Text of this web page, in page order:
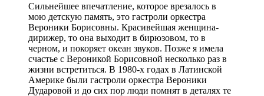
Сильнейшее впечатление, которое врезалось в
мою детскую память, это гастроли оркестра
Вероники Борисовны. Красивейшая женщина-
дирижер, то она выходит в бирюзовом, то в
черном, и покоряет океан звуков. Позже я имела
счастье с Вероникой Борисовной несколько раз в
жизни встретиться. В 1980-х годах в Латинской
Америке были гастроли оркестра Вероники
Дударовой и до сих пор люди помнят в деталях те